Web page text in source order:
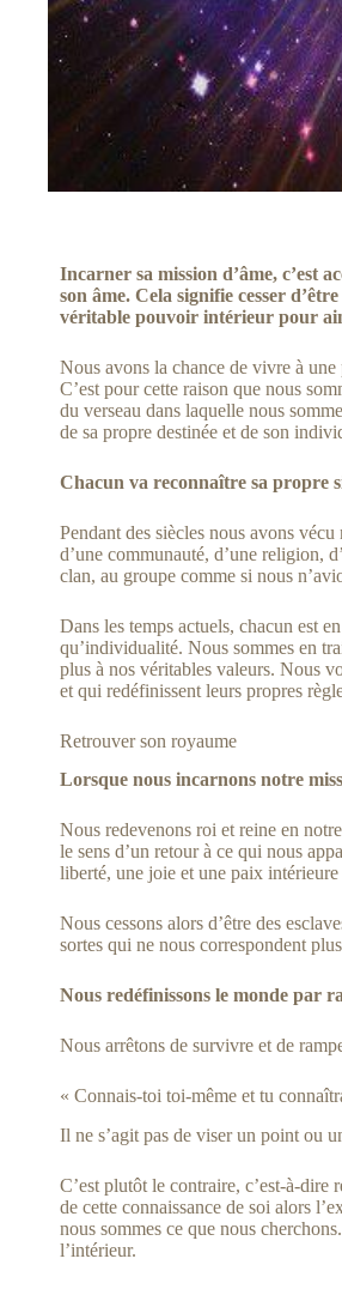
Incarner sa mission d’âme, c’est
son âme. Cela signifie cesser
véritable pouvoir intérieur pour
Nous avons la chance de vivre à une
C’est pour cette raison que nous
du verseau dans laquelle nous
de sa propre destinée et de son
Chacun va reconnaître sa propre
Pendant des siècles nous avons
d’une communauté, d’une religion,
clan, au groupe comme si nous
Dans les temps actuels, chacun est
qu’individualité. Nous sommes en
plus à nos véritables valeurs. Nous
et qui redéfinissent leurs propres
Retrouver son royaume
Lorsque nous incarnons notre
Nous redevenons roi et reine en
le sens d’un retour à ce qui nous
liberté, une joie et une paix intérieure
Nous cessons alors d’être des
sortes qui ne nous correspondent
Nous redéfinissons le monde par
Nous arrêtons de survivre et de
« Connais-toi toi-même et tu
Il ne s’agit pas de viser un point ou
C’est plutôt le contraire, c’est-à-
de cette connaissance de soi alors
nous sommes ce que nous
l’intérieur.